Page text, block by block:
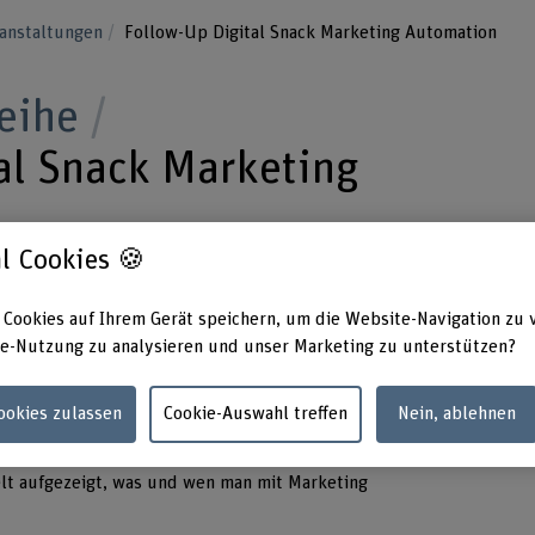
Follow-Up Digital Snack Marketing Automation
Snack Marketing
sind vorbei! Werfen Sie mit uns einen
aufgezeigt, was und wen man mit Marketing
Cookies 🍪
auf Ihrem Gerät speichern, um die Website-Navigation zu
Nutzung zu analysieren und unser Marketing zu unterstützen?
zulassen Cookie-Auswahl treffen Nein, ablehnen